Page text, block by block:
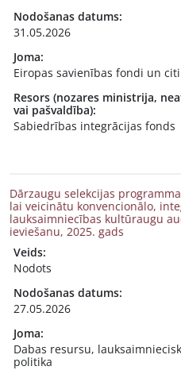
Nodošanas datums:
31.05.2026
Joma:
Eiropas savienības fondi un
Resors (nozares ministrija,
vai pašvaldība):
Sabiedrības integrācijas fonds
Dārzaugu selekcijas
lai veicinātu konvencionālo,
lauksaimniecības kultūraugu
ieviešanu, 2025. gads
Veids:
Nodots
Nodošanas datums:
27.05.2026
Joma:
Dabas resursu,
politika